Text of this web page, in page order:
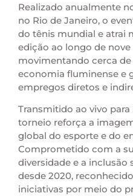
Realizado anualmente
no Rio de Janeiro, o
do tênis mundial e atrai
edição ao longo de
movimentando cerca de
economia fluminense e
empregos diretos e
Transmitido ao vivo para
torneio reforça a
global do esporte e do
Comprometido com a
diversidade e a inclusão
desde 2020,
iniciativas por meio do